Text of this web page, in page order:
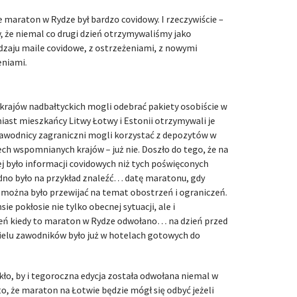
maraton w Rydze był bardzo covidowy. I rzeczywiście –
że niemal co drugi dzień otrzymywaliśmy jako
maile covidowe, z ostrzeżeniami, z nowymi
nadbałtyckich mogli odebrać pakiety osobiście w
mieszkańcy Litwy Łotwy i Estonii otrzymywali je
zagraniczni mogli korzystać z depozytów w
wspomnianych krajów – już nie. Doszło do tego, że na
informacji covidowych niż tych poświęconych
było na przykład znaleźć… datę maratonu, gdy
było przewijać na temat obostrzeń i ograniczeń.
pokłosie nie tylko obecnej sytuacji, ale i
kiedy to maraton w Rydze odwołano… na dzień przed
zawodników było już w hotelach gotowych do
by i tegoroczna edycja została odwołana niemal w
że maraton na Łotwie będzie mógł się odbyć jeżeli